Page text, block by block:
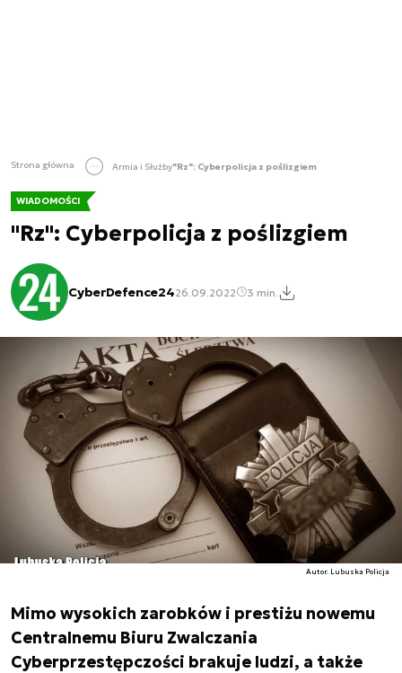
Strona główna Armia i Służby"Rz": Cyberpolicja z poślizgiem
WIADOMOŚCI
"Rz": Cyberpolicja z poślizgiem
CyberDefence2426.09.2022 3 min.
Autor. Lubuska Policja
Mimo wysokich zarobków i prestiżu nowemu
Centralnemu Biuru Zwalczania
Cyberprzestępczości brakuje ludzi, a także